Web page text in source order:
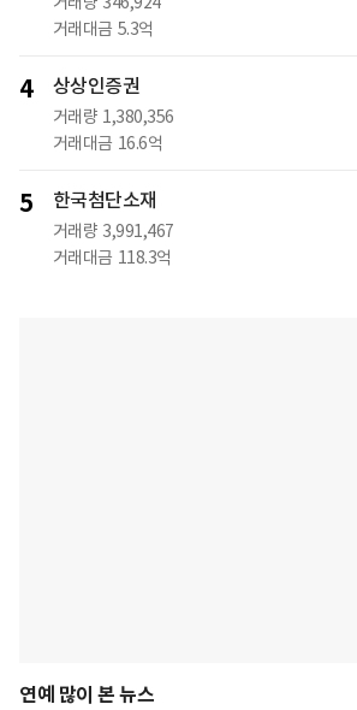
거래대금 5.3억
4 상상인증권
거래량 1,380,356
거래대금 16.6억
5 한국첨단소재
거래량 3,991,467
거래대금 118.3억
연예 많이 본 뉴스